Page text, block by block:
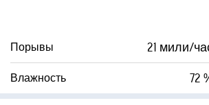
Порывы 21 мили/
Влажность 72
Облачность